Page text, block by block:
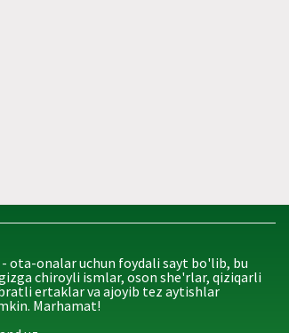
- ota-onalar uchun foydali sayt bo'lib, bu
chiroyli ismlar, oson she'rlar, qiziqarli
ertaklar va ajoyib tez aytishlar
Marhamat!